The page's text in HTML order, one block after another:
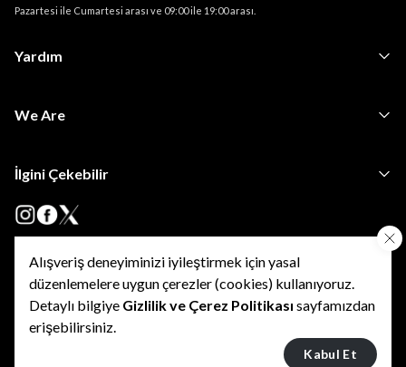
Alışveriş deneyiminizi iyileştirmek için yasal
düzenlemelere uygun çerezler (cookies) kullanıyoruz.
Detaylı bilgiye Gizlilik ve Çerez Politikası sayfamızdan
erişebilirsiniz.
Kabul Et
Yardım
We Are
İlgini Çekebilir
Pazartesi ile Cumartesi arası ve 09:00 ile 19:00 arası.
Kişisel Verilerin Korunması • KVKK Başvuru ve Bilgi Talep Formu
Kişisel Verilerin İşlenmesine Yönelik Açık Rıza Onay Metni •
Özel Nitelikli KVKK • Kullanım Şartları • Gizlilik Politikası •
Çerez Politikası • İptal ve İade Şartları